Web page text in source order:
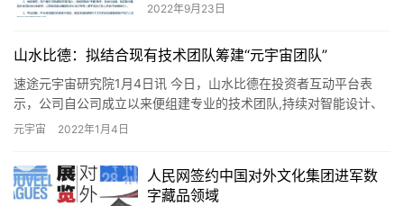
2022年9月23日
山水比德：拟结合现有技术团队筹建“元宇宙团队”
速途元宇宙研究院1月4日讯 今日，山水比德在投资者互动平台表
示，公司自公司成立以来便组建专业的技术团队,持续对智能设计、
智慧城市、数字孪生、虚拟现实、净零碳等新兴领域进行研发投
元宇宙 2022年1月4日
人民网签约中国对外文化集团进军数
字藏品领域